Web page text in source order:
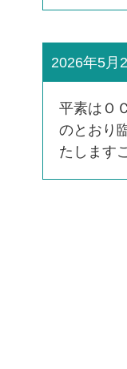
2026年5月
平素はＯ
のとおり
たします